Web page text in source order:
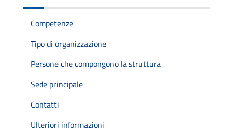
Competenze
Tipo di organizzazione
Persone che compongono la struttura
Sede principale
Contatti
Ulteriori informazioni